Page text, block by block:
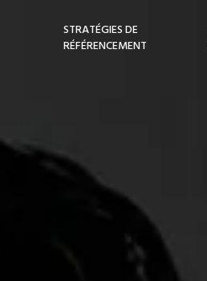
STRATÉGIES DE
RÉFÉRENCEMENT